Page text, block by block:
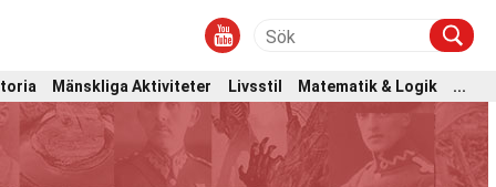
Mänskliga Aktiviteter Livsstil Matematik & Logik ...